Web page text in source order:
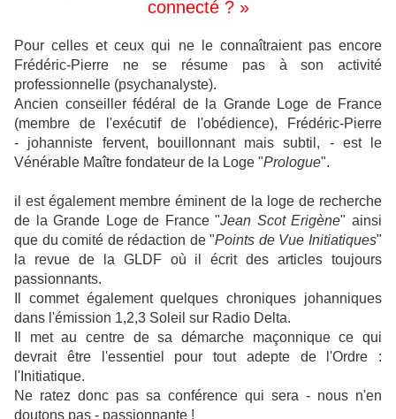
connecté ? »
Pour celles et ceux qui ne le connaîtraient pas encore
Frédéric-Pierre ne se résume pas à son activité
professionnelle (psychanalyste).
Ancien conseiller fédéral de la Grande Loge de France
(membre de l'exécutif de l'obédience), Frédéric-Pierre
- johanniste fervent, bouillonnant mais subtil, - est le
Vénérable Maître fondateur de la Loge "Prologue".
il est également membre éminent de la loge de recherche
de la Grande Loge de France "Jean Scot Erigène" ainsi
que du comité de rédaction de "Points de Vue Initiatiques"
la revue de la GLDF où il écrit des articles toujours
passionnants.
Il commet également quelques chroniques johanniques
dans l'émission 1,2,3 Soleil sur Radio Delta.
Il met au centre de sa démarche maçonnique ce qui
devrait être l'essentiel pour tout adepte de l'Ordre :
l'Initiatique.
Ne ratez donc pas sa conférence qui sera - nous n'en
doutons pas - passionnante !